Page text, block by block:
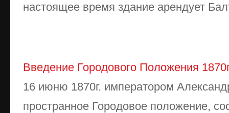
настоящее время здание арендует
Введение Городового Положения
16 июню 1870г. императором
пространное Городовое положение,